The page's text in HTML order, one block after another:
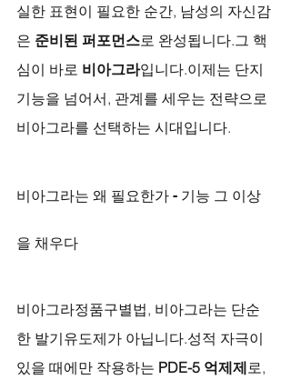
실한 표현이 필요한 순간, 남성의 자신감
은 준비된 퍼포먼스로 완성됩니다.그 핵
심이 바로 비아그라입니다.이제는 단지
기능을 넘어서, 관계를 세우는 전략으로
비아그라를 선택하는 시대입니다.
비아그라는 왜 필요한가 - 기능 그 이상
을 채우다
비아그라정품구별법, 비아그라는 단순
한 발기유도제가 아닙니다.성적 자극이
있을 때에만 작용하는 PDE-5 억제제 로,